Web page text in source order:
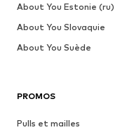
PROMOS
Pulls et mailles
About You Estonie (ru)
About You Slovaquie
About You Suède